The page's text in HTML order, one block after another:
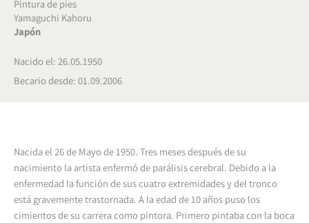
Pintura de pies
Yamaguchi Kahoru
Japón
Nacido el: 26.05.1950
Becario desde: 01.09.2006
Nacida el 26 de Mayo de 1950. Tres meses después de su
nacimiento la artista enfermó de parálisis cerebral. Debido a la
enfermedad la función de sus cuatro extremidades y del tronco
está gravemente trastornada. A la edad de 10 años puso los
cimientos de su carrera como pintora. Primero pintaba con la boca